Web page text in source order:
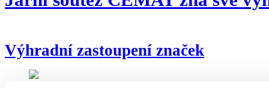
Výhradní zastoupení značek